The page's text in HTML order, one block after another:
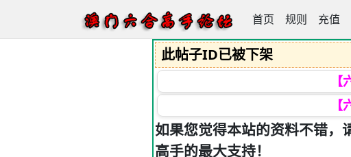
首页 规则 充值
澳门六合高手论坛
此帖子ID已被下架
【
【
如果您觉得本站的资料不错，
高手的最大支持！